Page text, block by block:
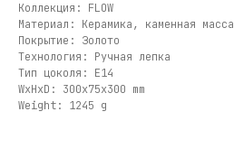
Коллекция: FLOW
Материал: Керамика, каменная масса
Покрытие: Золото
Технология: Ручная лепка
Тип цоколя: E14
WxHxD: 300x75x300 mm
Weight: 1245 g